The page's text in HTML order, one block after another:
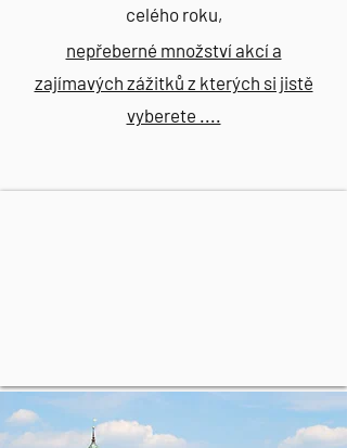
nepřeberné množství akcí a
zajímavých zážitků z kterých si jistě
vyberete ....
celého roku,